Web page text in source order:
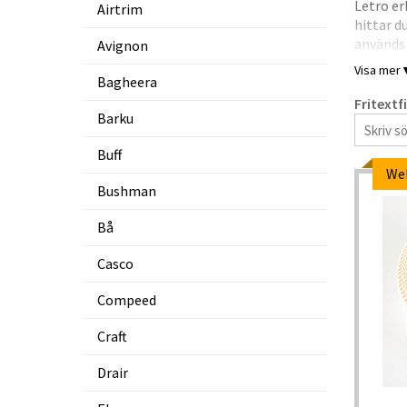
Airtrim
Avignon
Bagheera
Barku
Buff
Bushman
Bå
Casco
Compeed
Craft
Drair
Letro
hittar du
och
som
Visa mer